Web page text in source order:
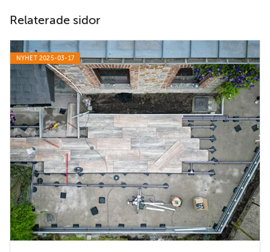
Relaterade sidor
NYHET 2025-03-17